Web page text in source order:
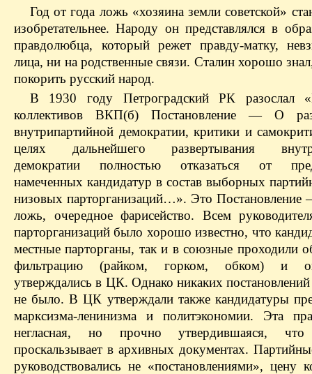
Год от года ложь «хозяина земли советской»
изобретательнее. Народу он представлялся в
правдолюбца, который режет правду-матку,
лица, ни на родственные связи. Сталин хорошо
покорить русский народ.
В 1930 году Петроградский РК разослал
коллективов ВКП(б) Постановление — О
внутрипартийной демократии, критики и
целях дальнейшего развертывания
демократии полностью отказаться от
намеченных кандидатур в состав выборных
низовых парторганизаций…». Это Постановление
ложь, очередное фарисейство. Всем
парторганизаций было хорошо известно, что
местные парторганы, так и в союзные проходили
фильтрацию (райком, горком, обком) и
утверждались в ЦК. Однако никаких постановлений
не было. В ЦК утверждали также кандидатуры
марксизма-ленинизма и политэкономии. Эта
негласная, но прочно утвердившаяся, что
проскальзывает в архивных документах.
руководствовались не «постановлениями», цену